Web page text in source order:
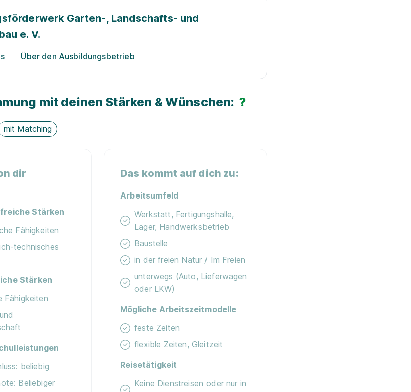
Garten-, Landschafts- und
e. V.
Über den Ausbildungsbetrieb
mit deinen Stärken & Wünschen: ?
mit Matching
dir
Stärken
Fähigkeiten
technisches
Stärken
Fähigkeiten
beliebig
Beliebiger
Das kommt auf dich zu:
Arbeitsumfeld
Werkstatt, Fertigungshalle,
Lager, Handwerksbetrieb
Baustelle
in der freien Natur / Im Freien
unterwegs (Auto, Lieferwagen
oder LKW)
Mögliche Arbeitszeitmodelle
feste Zeiten
flexible Zeiten, Gleitzeit
Reisetätigkeit
Keine Dienstreisen oder nur in